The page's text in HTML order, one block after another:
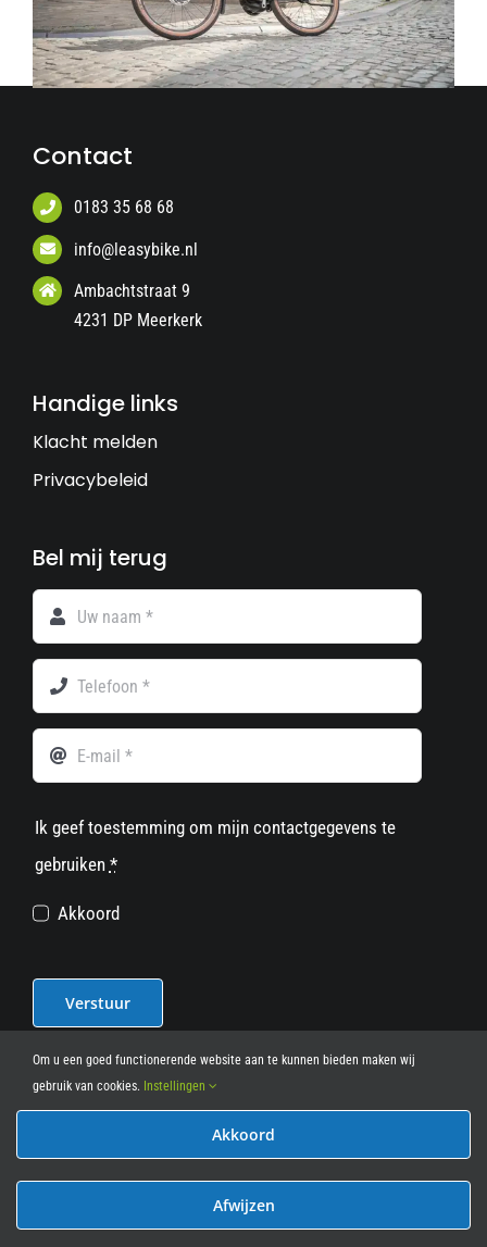
Contact
0183 35 68 68
info@leasybike.nl
Ambachtstraat 9
4231 DP Meerkerk
Handige links
Klacht melden
Privacybeleid
Bel mij terug
Ik geef toestemming om mijn contactgegevens te
gebruiken *
Akkoord
Verstuur
© 2012 - 2026• Leasy Bike • All Rights Reserved • powered
Om u een goed functionerende website aan te kunnen bieden maken wij
gebruik van cookies. Instellingen
Akkoord
Afwijzen